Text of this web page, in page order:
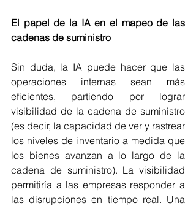
El papel de la IA en el mapeo de las
cadenas de suministro
Sin duda, la IA puede hacer que las
operaciones internas sean más
eficientes, partiendo por lograr
visibilidad de la cadena de suministro
(es decir, la capacidad de ver y rastrear
los niveles de inventario a medida que
los bienes avanzan a lo largo de la
cadena de suministro). La visibilidad
permitiría a las empresas responder a
las disrupciones en tiempo real. Una